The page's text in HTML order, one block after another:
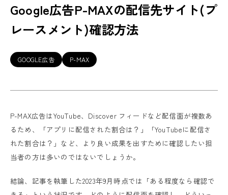
Google広告P-MAXの配信先サイト(プ
レースメント)確認方法
GOOGLE広告 P-MAX
P-MAX広告はYouTube、Discover フィードなど配信面が複数あ
るため、「アプリに配信された割合は？」「YouTubeに配信さ
れた割合は？」など、より良い成果を出すために確認したい担
当者の方は多いのではないでしょうか。
結論、記事を執筆した2023年9月時点では「ある程度なら確認で